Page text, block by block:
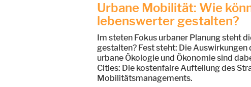
Urbane Mobilität: Wie
lebenswerter gestalten?
Im steten Fokus urbaner Planung steht
gestalten? Fest steht: Die
urbane Ökologie und Ökonomie sind
Cities: Die kostenfaire Aufteilung des
Mobilitätsmanagements.